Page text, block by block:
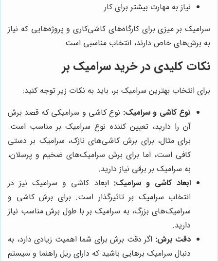
نیاز به مهارت بیشتر برای کار
سرامیک بر میزی برای کارگاه‌های کاشی‌کاری و پروژه‌هایی که نیاز
به برش‌های خاص دارند، انتخاب مناسبی است.
نکات کلیدی در خرید سرامیک بر
برای انتخاب بهترین سرامیک بر، باید به نکات زیر توجه کنید:
نوع کاشی و سرامیک: نوع کاشی و سرامیکی که قصد برش
آن را دارید، تعیین کننده نوع سرامیک بر مناسب است.
برای مثال، برای برش کاشی‌های نازک، سرامیک بر دستی
کافی است، اما برای برش سرامیک‌های ضخیم و پرسلان،
به سرامیک بر برقی نیاز دارید.
ابعاد کاشی و سرامیک: ابعاد کاشی و سرامیک نیز در
انتخاب سرامیک بر تاثیرگذار است. برای برش کاشی و
سرامیک‌های بزرگ، به سرامیک بر با طول برش مناسب نیاز
دارید.
دقت برش: اگر دقت برش برای شما اهمیت زیادی دارد، به
دنبال سرامیک برهایی باشید که دارای ریل راهنما و سیستم